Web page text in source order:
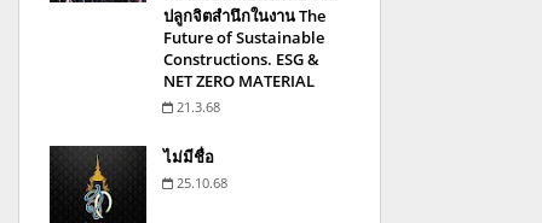
ปลูกจิตสำนึกในงาน The
Future of Sustainable
Constructions. ESG &
NET ZERO MATERIAL
21.3.68
ไม่มีชื่อ
25.10.68